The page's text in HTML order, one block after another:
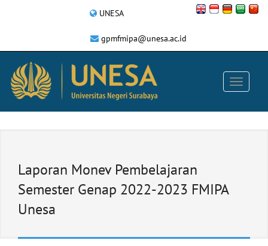
UNESA
gpmfmipa@unesa.ac.id
Laporan Monev Pembelajaran
Semester Genap 2022-2023 FMIPA
Unesa